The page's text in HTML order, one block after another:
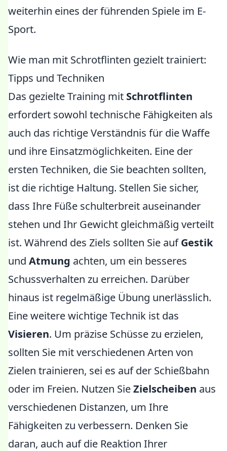
weiterhin eines der führenden Spiele im E-
Sport.
Wie man mit Schrotflinten gezielt trainiert:
Tipps und Techniken
Das gezielte Training mit Schrotflinten
erfordert sowohl technische Fähigkeiten als
auch das richtige Verständnis für die Waffe
und ihre Einsatzmöglichkeiten. Eine der
ersten Techniken, die Sie beachten sollten,
ist die richtige Haltung. Stellen Sie sicher,
dass Ihre Füße schulterbreit auseinander
stehen und Ihr Gewicht gleichmäßig verteilt
ist. Während des Ziels sollten Sie aufGestik
und Atmung achten, um ein besseres
Schussverhalten zu erreichen. Darüber
hinaus ist regelmäßige Übung unerlässlich.
Eine weitere wichtige Technik ist das
Visieren. Um präzise Schüsse zu erzielen,
sollten Sie mit verschiedenen Arten von
Zielen trainieren, sei es auf der Schießbahn
oder im Freien. Nutzen SieZielscheiben aus
verschiedenen Distanzen, um Ihre
Fähigkeiten zu verbessern. Denken Sie
daran, auch auf die Reaktion Ihrer